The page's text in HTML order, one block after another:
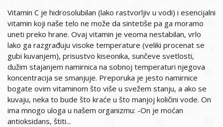
Vitamin C je hidrosolubilan (lako rastvorljiv u vodi) i esencijalni
vitamin koji naše telo ne može da sintetiše pa ga moramo
uneti preko hrane. Ovaj vitamin je veoma nestabilan, vrlo
lako ga razgrađuju visoke temperature (veliki procenat se
gubi kuvanjem), prisustvo kiseonika, sunčeve svetlosti,
dužim stajanjem namirnica na sobnoj temperaturi njegova
koncentracija se smanjuje. Preporuka je jesto namirnice
bogate ovim vitaminom što više u svežem stanju, a ako se
kuvaju, neka to bude što kraće u što manjoj količini vode. On
ima mnogo uloga u našem organizmu: -On je moćan
antioksidans, štiti...